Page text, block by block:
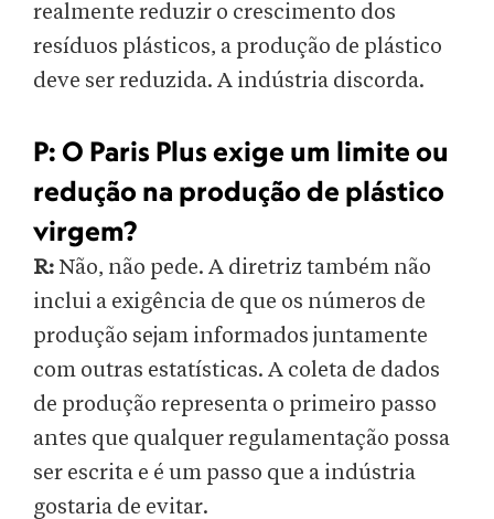
realmente reduzir o crescimento dos
resíduos plásticos, a produção de plástico
deve ser reduzida. A indústria discorda.
P: O Paris Plus exige um limite ou
redução na produção de plástico
virgem?
R: Não, não pede. A diretriz também não
inclui a exigência de que os números de
produção sejam informados juntamente
com outras estatísticas. A coleta de dados
de produção representa o primeiro passo
antes que qualquer regulamentação possa
ser escrita e é um passo que a indústria
gostaria de evitar.